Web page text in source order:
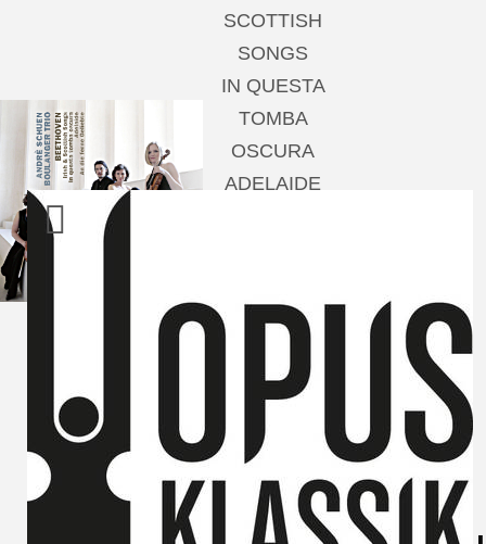
SCOTTISH
SONGS
IN QUESTA
TOMBA
OSCURA
ADELAIDE
Baritone